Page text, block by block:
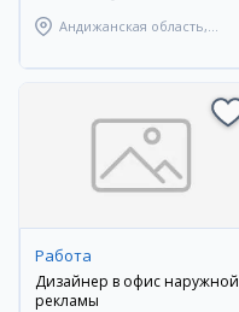
Андижанская область,
Работа
Дизайнер в офис наружной
рекламы